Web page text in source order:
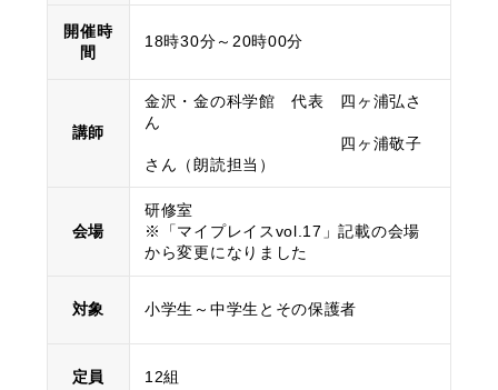
開催時
間
18時30分～20時00分
講師
金沢・金の科学館 代表 四ヶ浦弘さ
ん
四ヶ浦敬子
さん（朗読担当）
会場
研修室
※「マイプレイスvol.17」記載の会場
から変更になりました
対象 小学生～中学生とその保護者
定員 12組